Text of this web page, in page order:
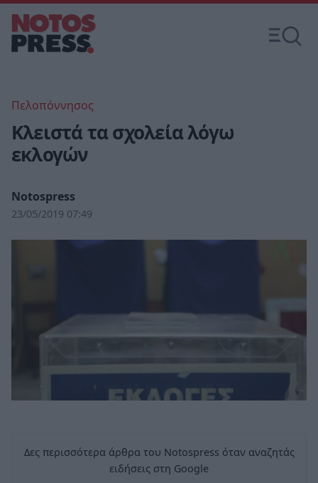
Πελοπόννησος
Κλειστά τα σχολεία λόγω
εκλογών
Notospress
23/05/2019 07:49
Δες περισσότερα άρθρα του Notospress όταν αναζητάς
ειδήσεις στη Google